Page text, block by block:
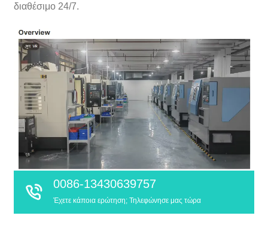
διαθέσιμο 24/7.
0086-13430639757
Έχετε κάποια ερώτηση; Τηλεφώνησε μας τώρα